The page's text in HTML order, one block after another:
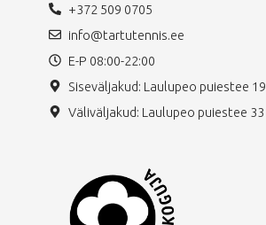
+372 509 0705
info@tartutennis.ee
E-P 08:00-22:00
Siseväljakud: Laulupeo puiestee 19
Väliväljakud: Laulupeo puiestee 33